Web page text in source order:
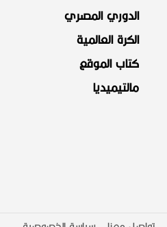
الدوري المصري
الكرة العالمية
كتاب الموقع
مالتيميديا